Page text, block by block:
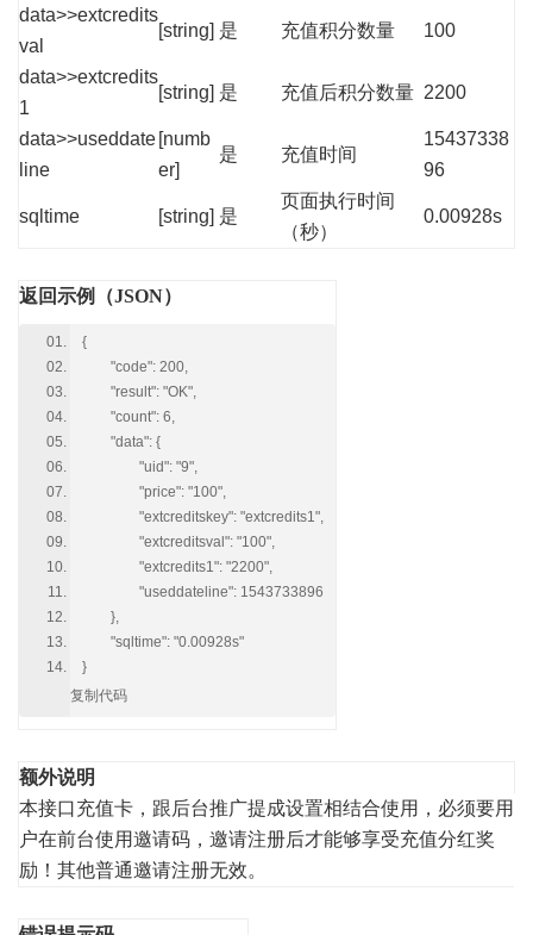
data>>extcredits
val
[string] 是 充值积分数量 100
data>>extcredits
1
[string] 是 充值后积分数量 2200
data>>useddate
line
[numb
er]
是 充值时间
15437338
96
sqltime [string] 是
页面执行时间
（秒）
0.00928s
返回示例（JSON）
{
"code": 200,
"result": "OK",
"count": 6,
"data": {
"uid": "9",
"price": "100",
"extcreditskey": "extcredits1",
"extcreditsval": "100",
"extcredits1": "2200",
"useddateline": 1543733896
},
"sqltime": "0.00928s"
}
复制代码
额外说明
本接口充值卡，跟后台推广提成设置相结合使用，必须要用
户在前台使用邀请码，邀请注册后才能够享受充值分红奖
励！其他普通邀请注册无效。